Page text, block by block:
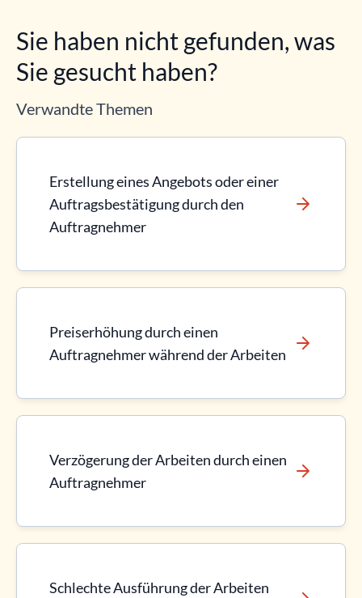
Sie haben nicht gefunden, was
Sie gesucht haben?
Verwandte Themen
Erstellung eines Angebots oder einer
Auftragsbestätigung durch den
Auftragnehmer
Preiserhöhung durch einen
Auftragnehmer während der Arbeiten
Verzögerung der Arbeiten durch einen
Auftragnehmer
Schlechte Ausführung der Arbeiten